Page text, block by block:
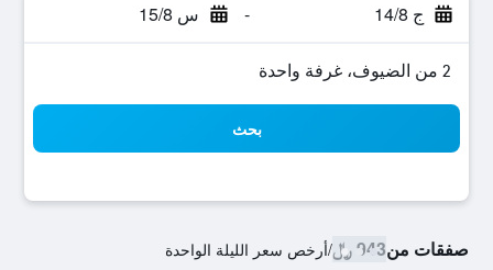
ج 14/8 - س 15/8
2 من الضيوف، غرفة واحدة
بحث
صفقات من943 ﷼ /أرخص سعر الليلة الواحدة